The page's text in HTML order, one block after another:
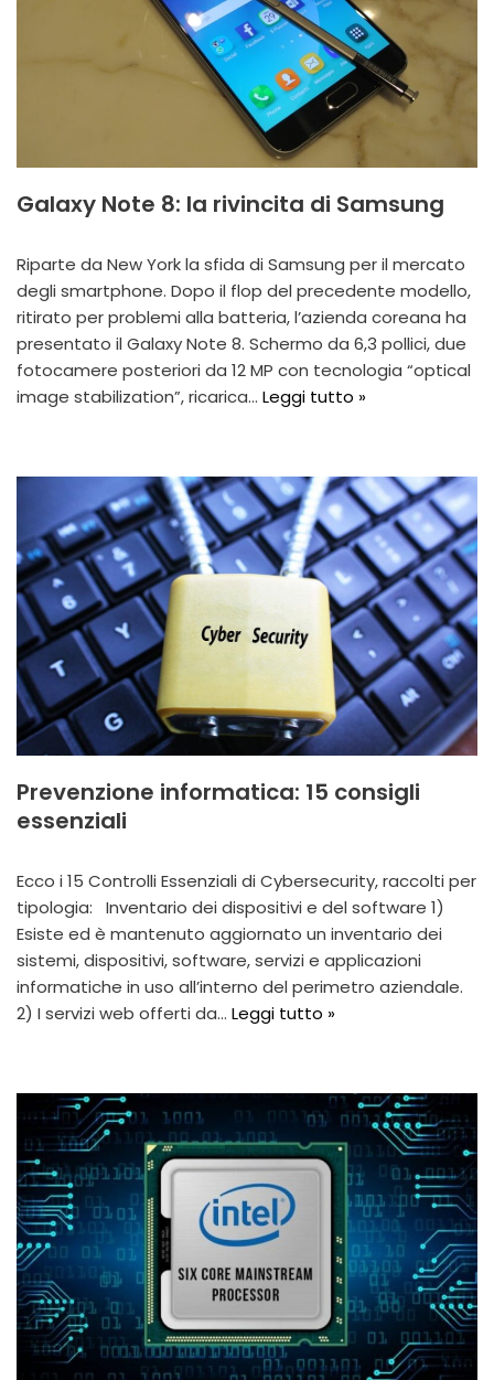
Galaxy Note 8: la rivincita di Samsung
Riparte da New York la sfida di Samsung per il mercato
degli smartphone. Dopo il flop del precedente modello,
ritirato per problemi alla batteria, l’azienda coreana ha
presentato il Galaxy Note 8. Schermo da 6,3 pollici, due
fotocamere posteriori da 12 MP con tecnologia “optical
image stabilization”, ricarica… Leggi tutto »
Prevenzione informatica: 15 consigli
essenziali
Ecco i 15 Controlli Essenziali di Cybersecurity, raccolti per
tipologia: Inventario dei dispositivi e del software 1)
Esiste ed è mantenuto aggiornato un inventario dei
sistemi, dispositivi, software, servizi e applicazioni
informatiche in uso all’interno del perimetro aziendale.
2) I servizi web offerti da… Leggi tutto »